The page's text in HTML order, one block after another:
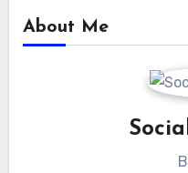
About Me